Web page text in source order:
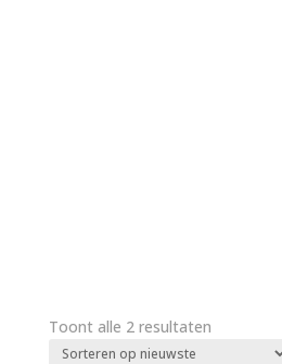
Toont alle 2 resultatenGesorteerd